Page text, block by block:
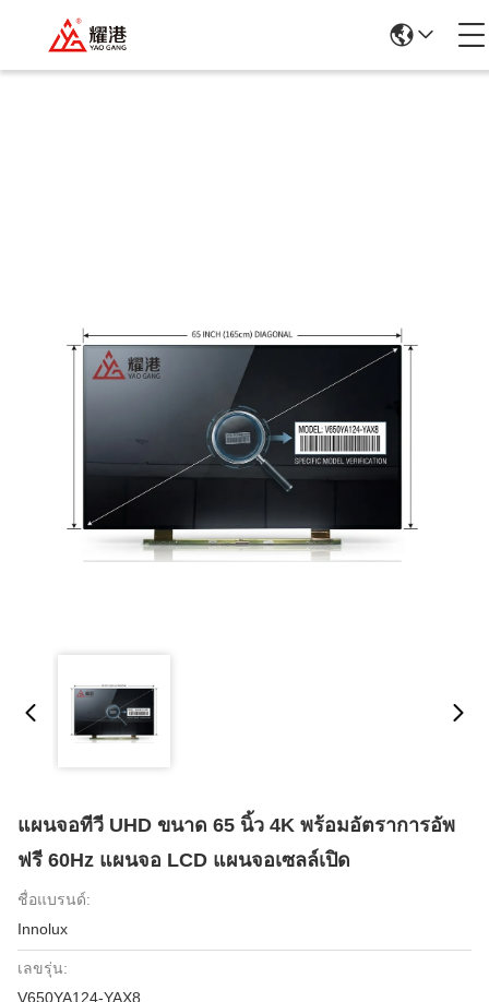
แผนจอทีวี UHD ขนาด 65 นิ้ว 4K พร้อมอัตราการอัพ
ฟรี 60Hz แผนจอ LCD แผนจอเซลล์เปิด
ชื่อแบรนด์:
Innolux
เลขรุ่น:
V650YA124-YAX8